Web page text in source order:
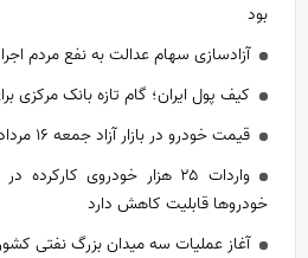
بود
آزادسازی سهام عدالت به نفع مردم
کیف پول ایران؛ گام تازه بانک مرکزی
قیمت خودرو در بازار آزاد جمعه ۱۶ مرداد
خودرو‌ها قابلیت کاهش دارد
آغاز عملیات سه میدان بزرگ نفتی